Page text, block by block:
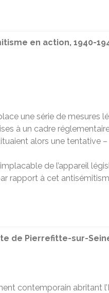
en action, 1940-
une série de mesures
à un cadre
alors une tentative
de l’appareil
rapport à cet
de Pierrefitte-sur-
contemporain abritant